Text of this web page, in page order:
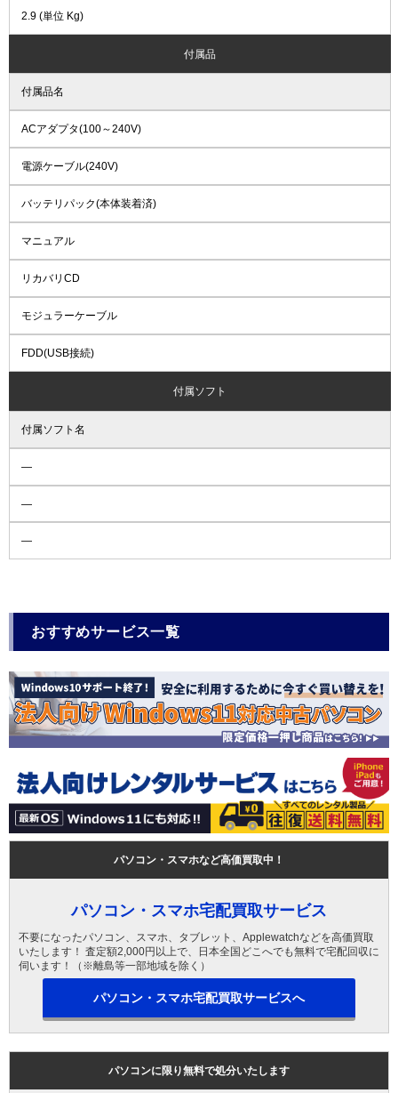
2.9 (単位 Kg)
付属品
付属品名
ACアダプタ(100～240V)
電源ケーブル(240V)
バッテリパック(本体装着済)
マニュアル
リカバリCD
モジュラーケーブル
FDD(USB接続)
付属ソフト
付属ソフト名
―
―
―
おすすめサービス一覧
パソコン・スマホなど高価買取中！
パソコン・スマホ宅配買取サービス
不要になったパソコン、スマホ、タブレット、Applewatchなどを高価買取
いたします！ 査定額2,000円以上で、日本全国どこへでも無料で宅配回収に
伺います！（※離島等一部地域を除く）
パソコン・スマホ宅配買取サービスへ
パソコンに限り無料で処分いたします